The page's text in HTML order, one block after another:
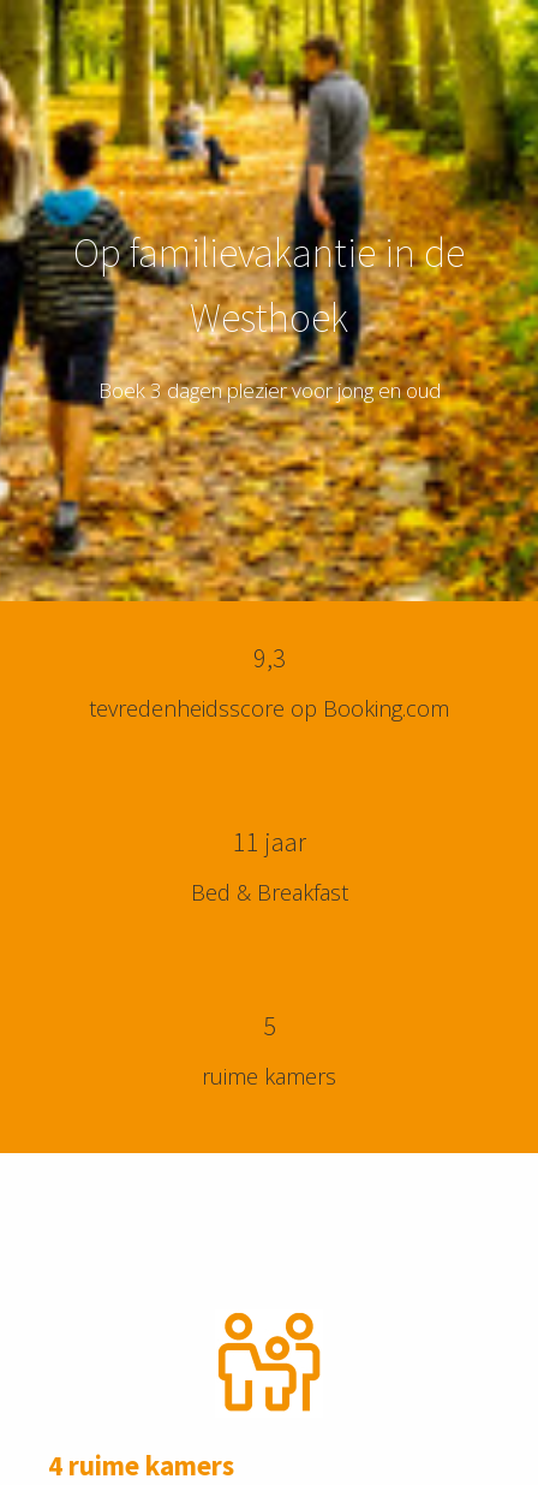
Op familievakantie in de
Westhoek
Boek 3 dagen plezier voor jong en oud
9,3
tevredenheidsscore op Booking.com
11 jaar
Bed & Breakfast
5
ruime kamers
4 ruime kamers